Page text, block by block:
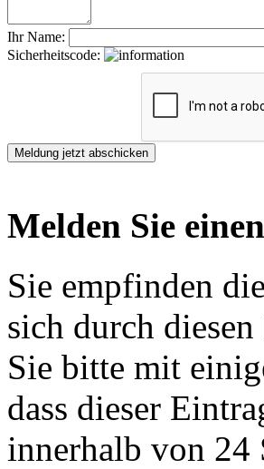
Ihr Name:
Sicherheitscode:
Melden Sie
Sie empfinden
sich durch
Sie bitte mit
dass dieser
innerhalb von 24